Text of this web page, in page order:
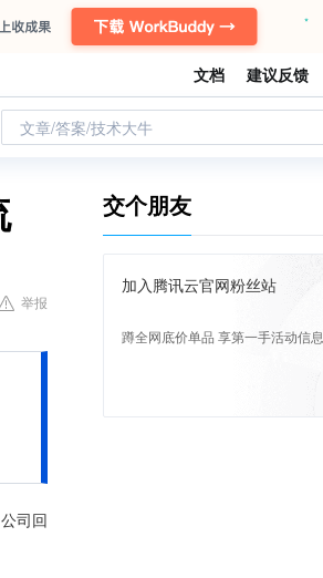
文档 建议反馈
文章/答案/技术大牛
举报
司回
交个朋友
加入腾讯云官网粉丝站
蹲全网底价单品 享第一手活动信息